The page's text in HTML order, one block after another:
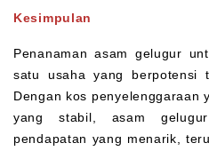
Kesimpulan
Penanaman asam gelugur
satu usaha yang berpotensi
Dengan kos penyelenggaraan
yang stabil, asam
pendapatan yang menarik,